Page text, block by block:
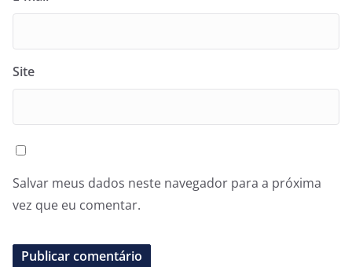
Site
Salvar meus dados neste navegador para a próxima
vez que eu comentar.